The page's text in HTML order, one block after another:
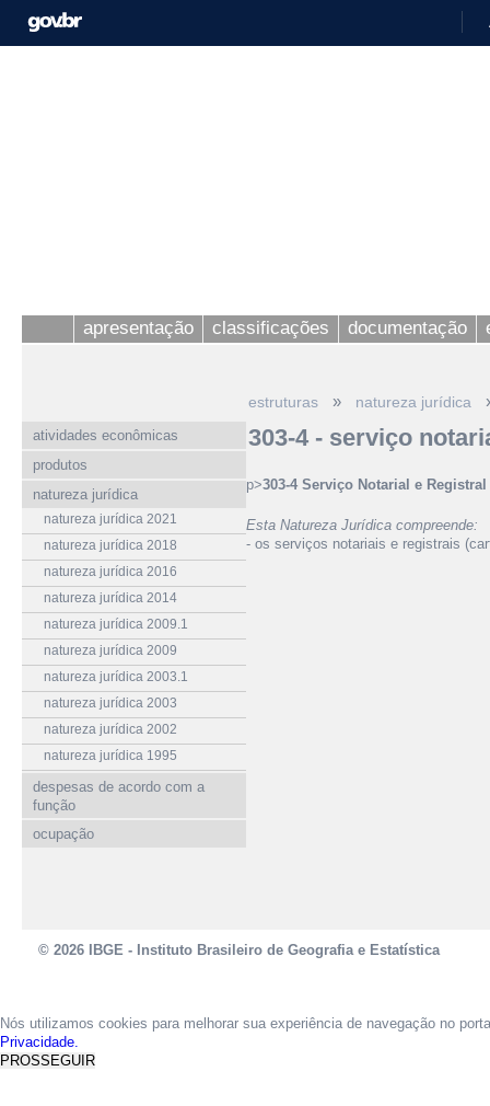
apresentação classificações documentação
atividades econômicas
produtos
natureza jurídica
natureza jurídica 2021
natureza jurídica 2018
natureza jurídica 2016
natureza jurídica 2014
natureza jurídica 2009.1
natureza jurídica 2009
natureza jurídica 2003.1
natureza jurídica 2003
natureza jurídica 2002
natureza jurídica 1995
despesas de acordo com a
função
ocupação
estruturas » natureza jurídica
303-4 - serviço
p>303-4 Serviço Notarial e
Esta Natureza Jurídica compreende:
- os serviços notariais e registrais
© 2026 IBGE - Instituto Brasileiro de Geografia e Estatística
Nós utilizamos cookies para melhorar sua experiência de navegação no
Privacidade.
PROSSEGUIR